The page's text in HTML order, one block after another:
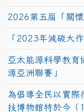
2026第五屆「關
「2023年減碳大
亞太能源科學教育
源亞洲聯賽」
為倡導全民以實際
技博物館特於今（